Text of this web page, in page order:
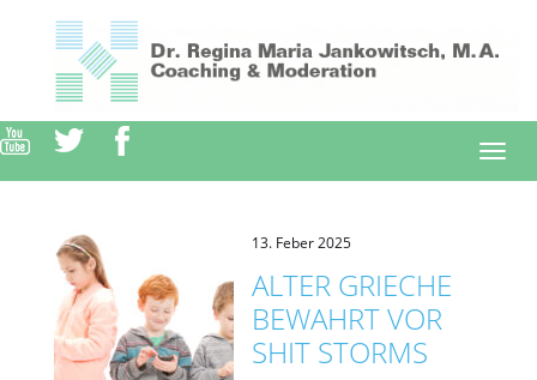
13. Feber 2025
ALTER GRIECHE
BEWAHRT VOR
SHIT STORMS